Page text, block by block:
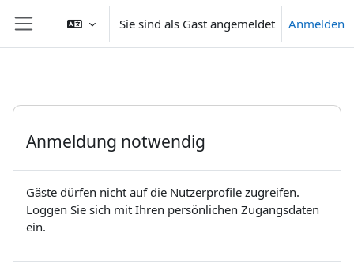
Website-Übersicht
Sie sind als Gast angemeldet Anmelden
Anmeldung notwendig
Gäste dürfen nicht auf die Nutzerprofile zugreifen.
Loggen Sie sich mit Ihren persönlichen Zugangsdaten
ein.